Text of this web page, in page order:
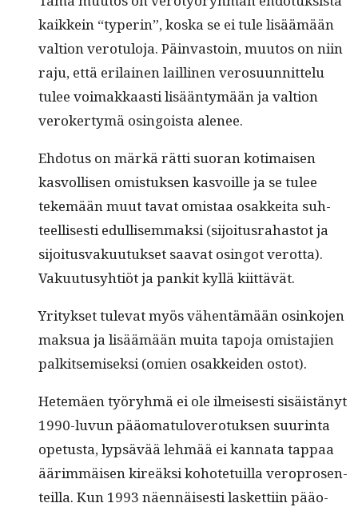
kaikkein “type­r­in”, kos­ka se ei tule lisäämään
val­tion vero­tu­lo­ja. Päin­vas­toin, muu­tos on niin
raju, että eri­lainen lailli­nen vero­su­un­nit­telu
tulee voimakkaasti lisään­tymään ja val­tion
vero­ker­tymä osin­go­ista alenee.
Ehdo­tus on märkä rät­ti suo­ran koti­maisen
kasvol­lisen omis­tuk­sen kasvoille ja se tulee
tekemään muut tavat omis­taa osakkei­ta suh­
teel­lis­es­ti edullisem­mak­si (sijoi­tus­ra­has­tot ja
sijoi­tus­vaku­u­tuk­set saa­vat osin­got verot­ta).
Vaku­u­tusy­htiöt ja pankit kyl­lä kiittävät.
Yri­tyk­set tule­vat myös vähen­tämään osinko­jen
mak­sua ja lisäämään mui­ta tapo­ja omis­ta­jien
palk­it­semisek­si (omien osakkei­den ostot).
Het­emäen työryh­mä ei ole ilmeis­es­ti sisäistänyt
1990-luvun pääo­mat­ulovero­tuk­sen suur­in­ta
ope­tus­ta, lyp­sävää lehmää ei kan­na­ta tap­paa
äärim­mäisen kireäk­si kohote­tu­il­la vero­pros­en­
teil­la. Kun 1993 näen­näis­es­ti las­ket­ti­in pääo­